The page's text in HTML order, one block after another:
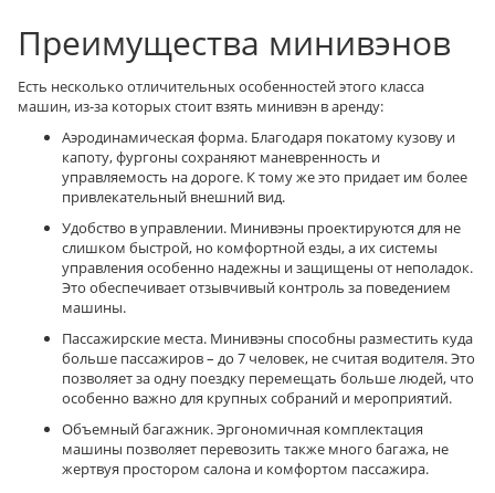
Преимущества минивэнов
Есть несколько отличительных особенностей этого класса
машин, из-за которых стоит взять минивэн в аренду:
Аэродинамическая форма. Благодаря покатому кузову и
капоту, фургоны сохраняют маневренность и
управляемость на дороге. К тому же это придает им более
привлекательный внешний вид.
Удобство в управлении. Минивэны проектируются для не
слишком быстрой, но комфортной езды, а их системы
управления особенно надежны и защищены от неполадок.
Это обеспечивает отзывчивый контроль за поведением
машины.
Пассажирские места. Минивэны способны разместить куда
больше пассажиров – до 7 человек, не считая водителя. Это
позволяет за одну поездку перемещать больше людей, что
особенно важно для крупных собраний и мероприятий.
Объемный багажник. Эргономичная комплектация
машины позволяет перевозить также много багажа, не
жертвуя простором салона и комфортом пассажира.